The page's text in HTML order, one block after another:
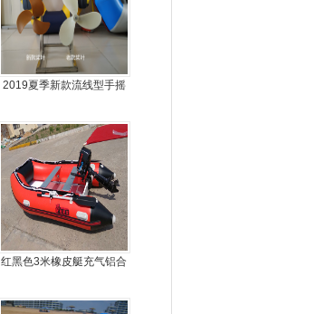
2019夏季新款流线型手摇
专用
红黑色3米橡皮艇充气铝合